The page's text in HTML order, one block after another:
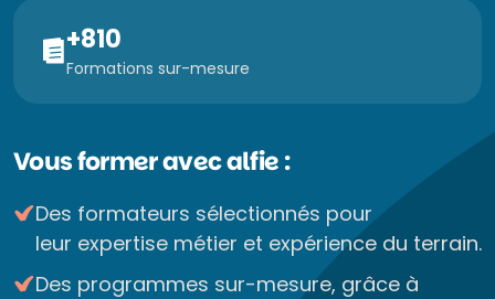
+810
Formations sur-mesure
Vous former avec alfie :
Des formateurs sélectionnés pour
leur expertise métier et expérience du terrain.
Des programmes sur-mesure, grâce à